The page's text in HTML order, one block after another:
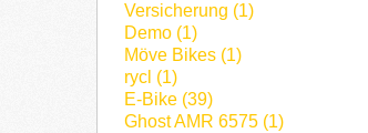
Versicherung (1)
Demo (1)
Möve Bikes (1)
rycl (1)
E-Bike (39)
Ghost AMR 6575 (1)